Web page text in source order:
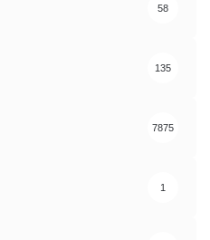
58
135
7875
1